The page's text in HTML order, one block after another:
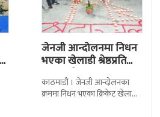
जेनजी आन्दोलनमा निधन
भएका खेलाडी श्रेष्ठप्रति
श्रद्धाञ्जली
काठमाडौं । जेनजी आन्दोलनका
क्रममा निधन भएका क्रिकेट खेलाडी